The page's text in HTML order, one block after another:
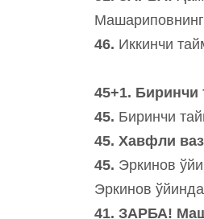
Машариповнинг
46. Иккинчи
45+1. Биринчи
45. Биринчи
45. Хавфли
45. Эркинов
Эркинов
41. ЗАРБА!